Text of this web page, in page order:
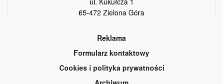
65-472 Zielona Góra
Reklama
Formularz kontaktowy
Cookies i polityka prywatności